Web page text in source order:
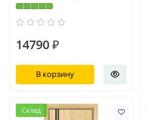
14790 ₽
В корзину
Склад